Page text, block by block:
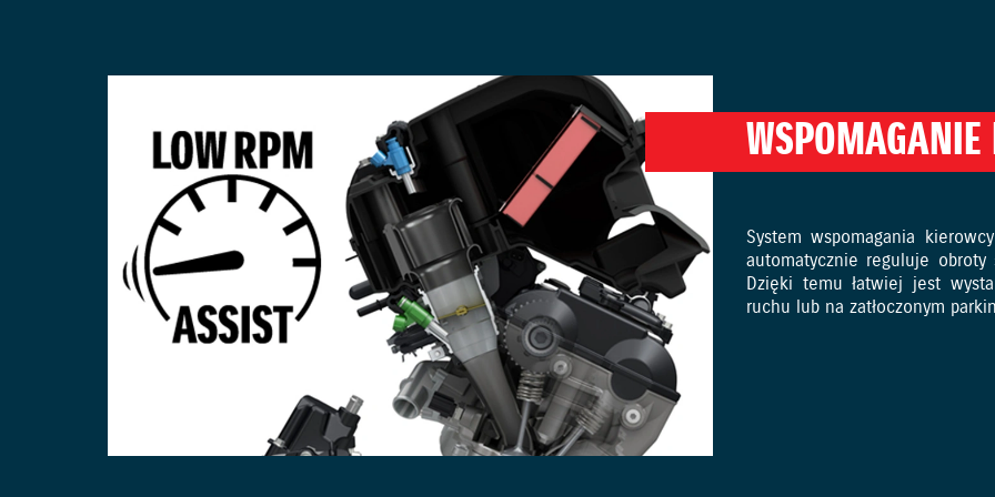
System wspomagania
automatycznie reguluje
Dzięki temu łatwiej jest
ruchu lub na zatłoczonym